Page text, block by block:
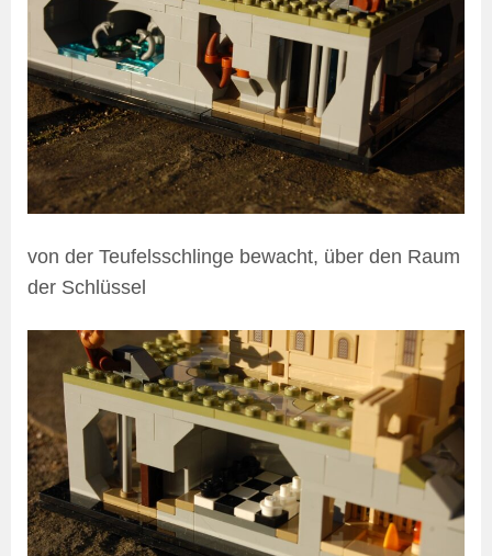
von der Teufelsschlinge bewacht, über den Raum
der Schlüssel